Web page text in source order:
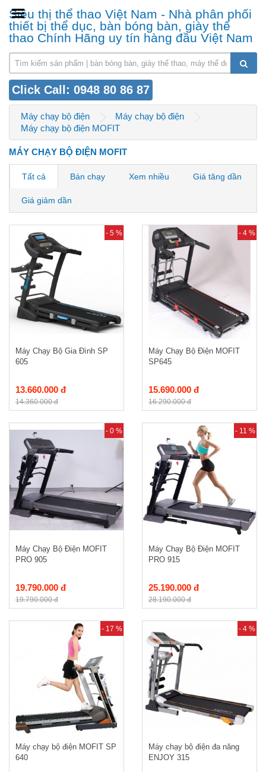
Siêu thị thể thao Việt Nam - Nhà phân phối
thiết bị thể dục, bàn bóng bàn, giày thể
thao Chính Hãng uy tín hàng đầu Việt Nam
Click Call: 0948 80 86 87
Máy chạy bộ điện
Máy chạy bộ điện
Máy chạy bộ điện MOFIT
MÁY CHẠY BỘ ĐIỆN MOFIT
Tất cả Bán chạy Xem nhiều Giá tăng dần
Giá giảm dần
- 5 %
Máy Chạy Bộ Gia Đình SP
605
13.660.000 đ
14.360.000 đ
- 4 %
Máy Chạy Bộ Điện MOFIT
SP645
15.690.000 đ
16.290.000 đ
- 0 %
Máy Chạy Bộ Điện MOFIT
PRO 905
19.790.000 đ
19.790.000 đ
- 11 %
Máy Chạy Bộ Điện MOFIT
PRO 915
25.190.000 đ
28.190.000 đ
- 17 %
Máy chạy bộ điện MOFIT SP
640
- 4 %
Máy chạy bộ điện đa năng
ENJOY 315